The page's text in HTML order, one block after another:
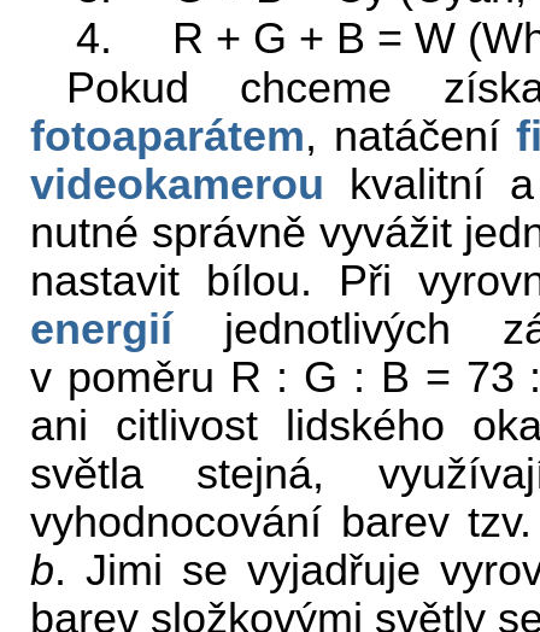
4. R + G + B = W
Pokud chceme
fotoaparátem, natáčení
videokamerou kvalitní
nutné správně vyvážit
nastavit bílou. Při
energiíjednotlivých
v poměru R : G : B = 73
ani citlivost lidského
světla stejná,
vyhodnocování barev
b. Jimi se vyjadřuje
barev složkovými světly